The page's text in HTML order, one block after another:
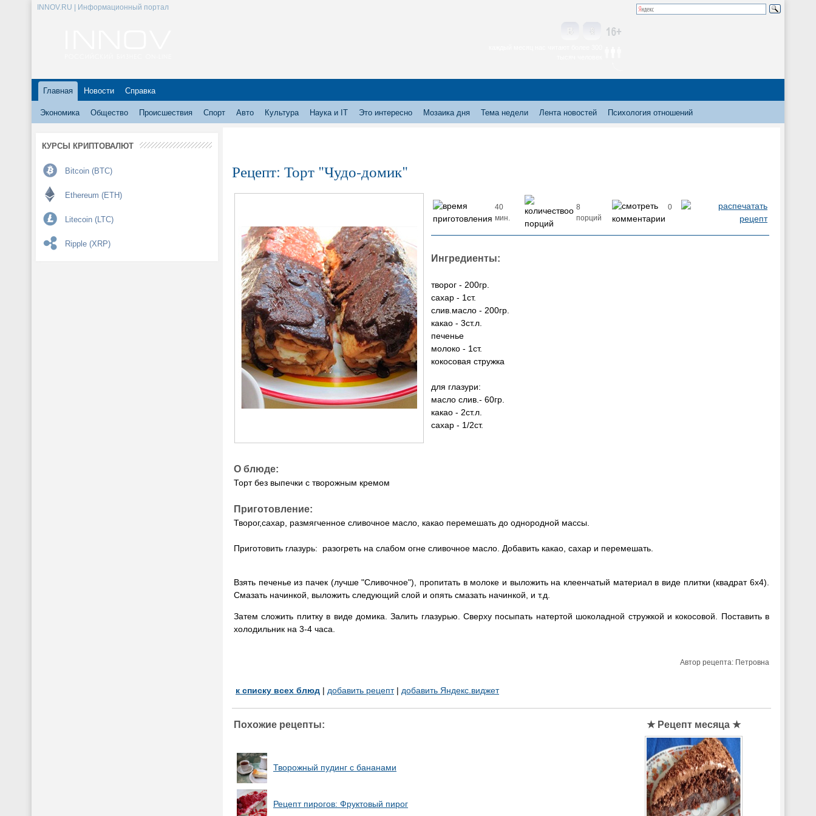
INNOV.RU | Информационный портал
Главная Новости Справка
Экономика Общество Происшествия Спорт Авто Культура Наука и IT Это интересно Мозаика дня Тема недели Лента новостей Психология отношений
КУРСЫ КРИПТОВАЛЮТ
Bitcoin (BTC)
Ethereum (ETH)
Litecoin (LTC)
Ripple (XRP)
Рецепт: Торт "Чудо-домик"
40
мин.
8
порций
0
Ингредиенты:
творог - 200гр.
сахар - 1ст.
слив.масло - 200гр.
какао - 3ст.л.
печенье
молоко - 1ст.
кокосовая стружка
для глазури:
масло слив.- 60гр.
какао - 2ст.л.
сахар - 1/2ст.
О блюде:
Торт без выпечки с творожным кремом
Приготовление:
Творог,сахар, размягченное сливочное масло, какао перемешать до однородной массы.
Приготовить глазурь: разогреть на слабом огне сливочное масло. Добавить какао, сахар и перемешать.
Взять печенье из пачек (лучше "Сливочное"), пропитать в молоке и выложить на клеенчатый материал в виде плитки (квадрат 6х4).
Смазать начинкой, выложить следующий слой и опять смазать начинкой, и т.д.
Затем сложить плитку в виде домика. Залить глазурью. Сверху посыпать натертой шоколадной стружкой и кокосовой. Поставить в
холодильник на 3-4 часа.
Автор рецепта: Петровна
к списку всех блюд | добавить рецепт| добавить Яндекс.виджет
Похожие рецепты: ★ Рецепт месяца ★
Творожный пудинг с бананами
Рецепт пирогов: Фруктовый пирог